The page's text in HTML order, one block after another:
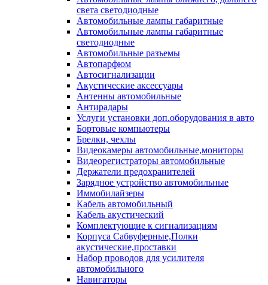
света светодиодные
Автомобильные лампы габаритные
Автомобильные лампы габаритные
светодиодные
Автомобильные разъемы
Автопарфюм
Автосигнализации
Акустические аксессуары
Антенны автомобильные
Антирадары
Услуги установки доп.оборудования в авто
Бортовые компьютеры
Брелки, чехлы
Видеокамеры автомобильные,мониторы
Видеорегистраторы автомобильные
Держатели предохранителей
Зарядное устройство автомобильные
Иммобилайзеры
Кабель автомобильный
Кабель акустический
Комплектующие к сигнализациям
Корпуса Сабвуферные,Полки
акустические,проставки
Набор проводов для усилителя
автомобильного
Навигаторы